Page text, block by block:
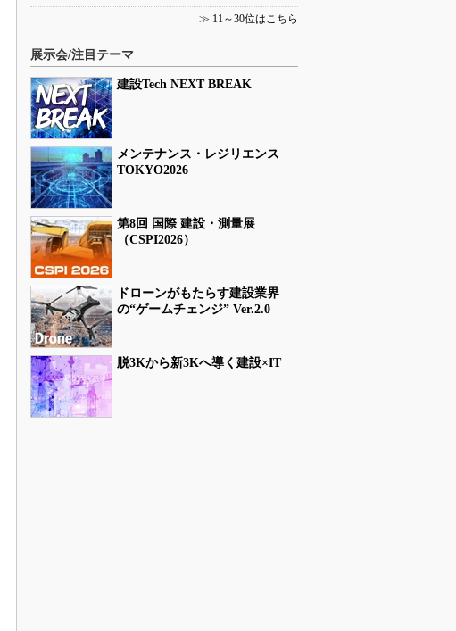
≫ 11～30位はこちら
展示会/注目テーマ
建設Tech NEXT BREAK
メンテナンス・レジリエンス
TOKYO2026
第8回 国際 建設・測量展
（CSPI2026）
ドローンがもたらす建設業界
の“ゲームチェンジ” Ver.2.0
脱3Kから新3Kへ導く建設×IT